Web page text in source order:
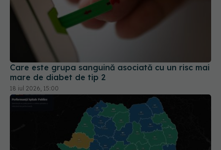
Care este grupa sanguină asociată cu un risc mai
mare de diabet de tip 2
18 iul 2026, 15:00